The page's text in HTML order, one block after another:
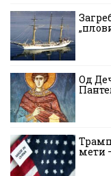
Од
мети